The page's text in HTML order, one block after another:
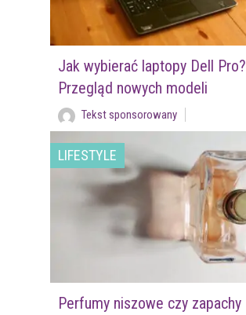
Jak wybierać laptopy Dell Pro?
Przegląd nowych modeli
Tekst sponsorowany
LIFESTYLE
Perfumy niszowe czy zapachy